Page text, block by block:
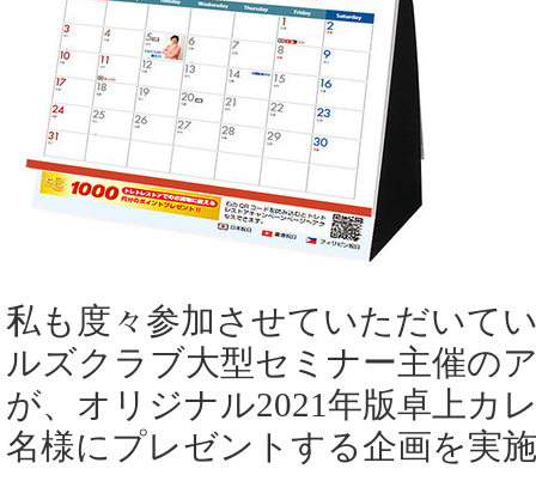
私も度々参加させていただいて
ルズクラブ大型セミナー主催の
が、オリジナル2021年版卓上カ
名様にプレゼントする企画を実